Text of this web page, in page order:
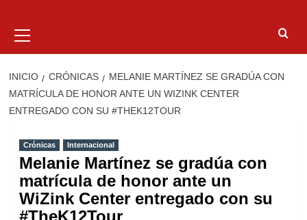
primario
INICIO CRÓNICAS
MELANIE MARTÍNEZ SE GRADÚA CON
MATRÍCULA DE HONOR ANTE UN WIZINK CENTER
ENTREGADO CON SU #THEK12TOUR
Crónicas Internacional
Melanie Martínez se gradúa con
matrícula de honor ante un
WiZink Center entregado con su
#TheK12Tour